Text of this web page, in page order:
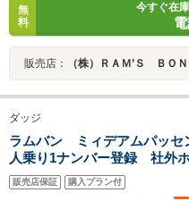
無
料
今すぐ在
販売店： （株）ＲＡＭ’Ｓ ＢＯＮＤ ＣＨＥＶ
ダッジ
ラムバン ミィデアムパッ
人乗り1ナンバー登録 社
バックカメラ サイドカメ
ドドア 観音開き
販売店保証 購入プラン付